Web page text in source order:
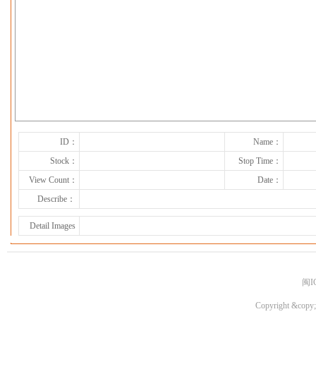
ID：
Name：
Stock：
Stop Time：
View Count：
Date：
Describe：
Detail Images
闽
Copyright